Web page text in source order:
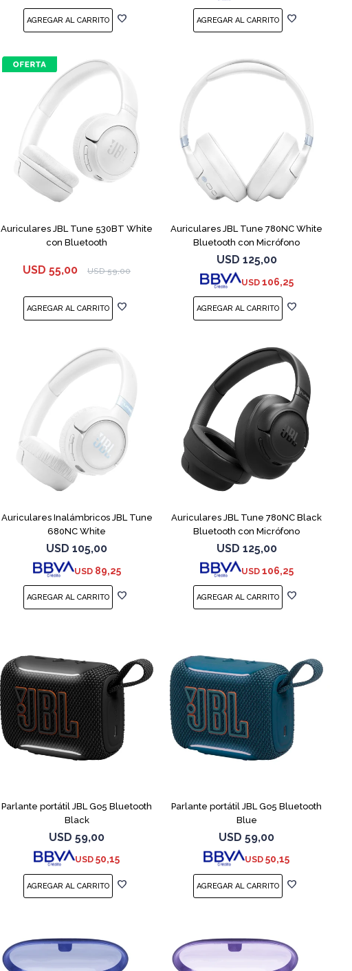
Auriculares JBL Tune 530BT White
con Bluetooth
USD 55,00 USD 59,00
Auriculares JBL Tune 780NC White
Bluetooth con Micrófono
USD 125,00
USD 106,25
Auriculares Inalámbricos JBL Tune
680NC White
USD 105,00
USD 89,25
Auriculares JBL Tune 780NC Black
Bluetooth con Micrófono
USD 125,00
USD 106,25
Parlante portátil JBL Go5 Bluetooth
Black
USD 59,00
USD 50,15
Parlante portátil JBL Go5 Bluetooth
Blue
USD 59,00
USD 50,15